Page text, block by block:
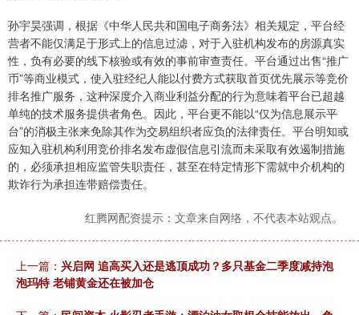
孙宇昊强调，根据《中华人民共和国电子商务法》相关规定，平台经
营者不能仅满足于形式上的信息过滤，对于入驻机构发布的房源真实
性，负有必要的线下核验或有效的事前审查责任。平台通过出售“推广
币”等商业模式，使入驻经纪人能以付费方式获取首页优先展示等竞价
排名推广服务，这种深度介入商业利益分配的行为意味着平台已超越
单纯的技术服务提供者角色。因此，平台更不能以“仅为信息展示平
台”的消极主张来免除其作为交易组织者应负的法律责任。平台明知或
应知入驻机构利用竞价排名发布虚假信息引流而未采取有效遏制措施
的，必须承担相应监管失职责任，甚至在特定情形下需就中介机构的
欺诈行为承担连带赔偿责任。
红腾网配资提示：文章来自网络，不代表本站观点。
上一篇： 兴启网 追高买入还是逃顶成功？多只基金二季度减持泡
泡玛特 老铺黄金还在被加仓